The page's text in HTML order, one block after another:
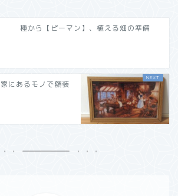
種から【ピーマン】、植える畑の準備
にあるモノで額装